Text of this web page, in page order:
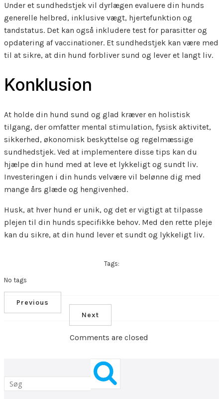
Under et sundhedstjek vil dyrlægen evaluere din hunds
generelle helbred, inklusive vægt, hjertefunktion og
tandstatus. Det kan også inkludere test for parasitter og
opdatering af vaccinationer. Et sundhedstjek kan være med
til at sikre, at din hund forbliver sund og lever et langt liv.
Konklusion
At holde din hund sund og glad kræver en holistisk
tilgang, der omfatter mental stimulation, fysisk aktivitet,
sikkerhed, økonomisk beskyttelse og regelmæssige
sundhedstjek. Ved at implementere disse tips kan du
hjælpe din hund med at leve et lykkeligt og sundt liv.
Investeringen i din hunds velvære vil belønne dig med
mange års glæde og hengivenhed.
Husk, at hver hund er unik, og det er vigtigt at tilpasse
plejen til din hunds specifikke behov. Med den rette pleje
kan du sikre, at din hund lever et sundt og lykkeligt liv.
Tags:
No tags
Previous
Next
Comments are closed